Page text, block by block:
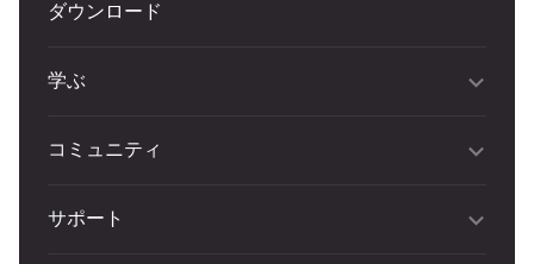
ダウンロード
学ぶ
コミュニティ
サポート